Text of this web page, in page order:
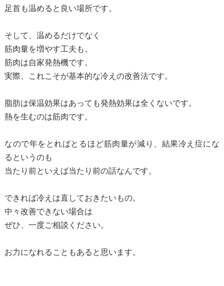
足首も温めると良い場所です。
そして、温めるだけでなく
筋肉量を増やす工夫も。
筋肉は自家発熱機です。
実際、これこそが基本的な冷えの改善法です。
脂肪は保温効果はあっても発熱効果は全くないです。
熱を生むのは筋肉です。
なので年をとればとるほど筋肉量が減り、結果冷え症にな
るというのも
当たり前といえば当たり前の話なんです。
できれば冷えは直しておきたいもの。
中々改善できない場合は
ぜひ、一度ご相談ください。
お力になれることもあると思います。